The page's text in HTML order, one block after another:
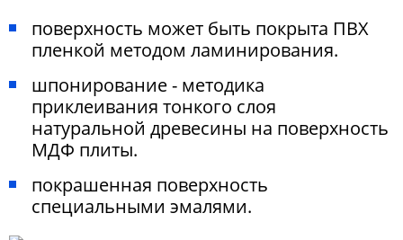
поверхность может быть покрыта ПВХ
пленкой методом ламинирования.
шпонирование - методика
приклеивания тонкого слоя
натуральной древесины на поверхность
МДФ плиты.
покрашенная поверхность
специальными эмалями.